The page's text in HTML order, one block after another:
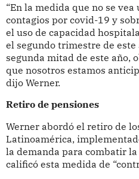
“En la medida que no se
contagios por covid-19 y
el uso de capacidad
el segundo trimestre de este
segunda mitad de este año,
que nosotros estamos
dijo Werner.
Retiro de pensiones
Werner abordó el retiro de
Latinoamérica,
la demanda para combatir
calificó esta medida de